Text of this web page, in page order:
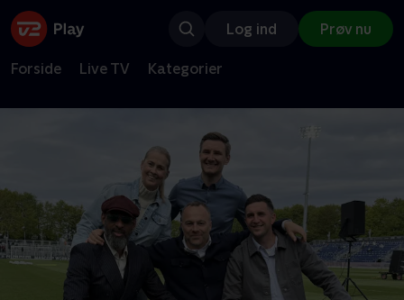
Log ind Prøv nu
Forside Live TV Kategorier